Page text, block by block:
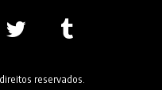
reservados.